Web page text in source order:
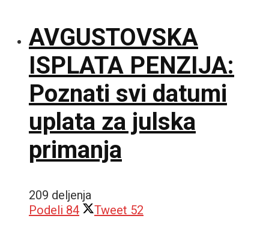
AVGUSTOVSKA
ISPLATA PENZIJA:
Poznati svi datumi
uplata za julska
primanja
209 deljenja
Podeli 84 Tweet 52